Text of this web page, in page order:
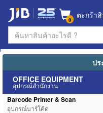
0 ตะกร้า
ปร
OFFICE EQUIPMENT
อุปกรณ์สำนักงาน
Barcode Printer & Scan
อุปกรณ์บาร์โค้ด